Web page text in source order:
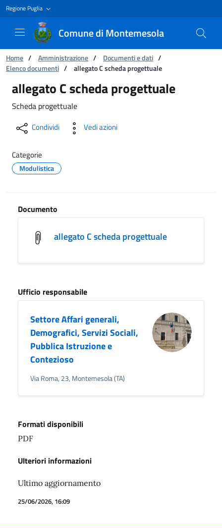
Regione Puglia
Comune di Montemesola
Ti trovi in:
Home / Amministrazione / Documenti e dati /
Elenco documenti / allegato C scheda progettuale
allegato C scheda progettuale
allegato C scheda progettuale
Scheda progettuale
Condividi Vedi azioni
Categorie
Modulistica
Documento
allegato C scheda progettuale
Ufficio responsabile
Settore Affari generali,
Demografici, Servizi Sociali,
Pubblica Istruzione e
Contezioso
Via Roma, 23, Montemesola (TA)
Formati disponibili
PDF
Ulteriori informazioni
Ultimo aggiornamento
25/06/2026, 16:09